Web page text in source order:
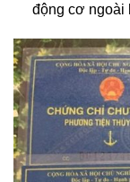
động cơ ngoài